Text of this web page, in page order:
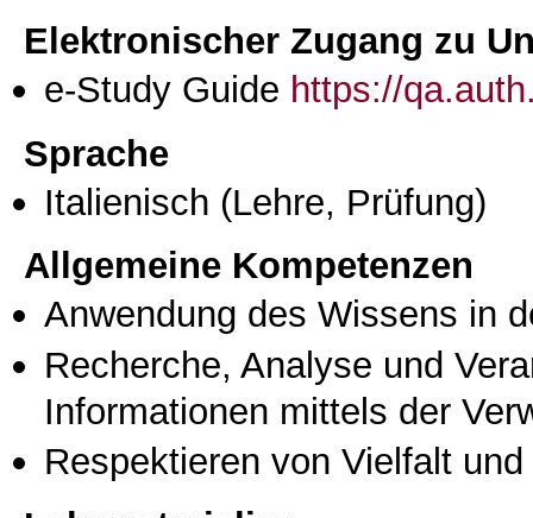
Elektronischer Zugang zu
e-Study Guide https://
Sprache
Italienisch (Lehre, Prüfung)
Allgemeine Kompetenzen
Anwendung des Wissens in
Recherche, Analyse und
Informationen mittels der
Respektieren von Vielfalt